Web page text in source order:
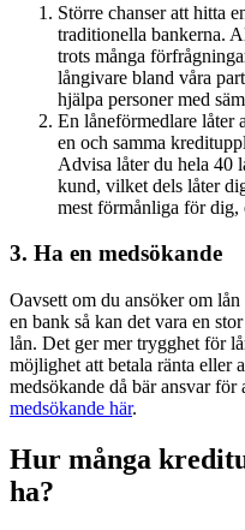
Större chanser att hitta
traditionella bankerna.
trots många
långivare bland våra
hjälpa personer med
En låneförmedlare låter
en och samma
Advisa låter du hela 40
kund, vilket dels låter
mest förmånliga för dig,
3. Ha en medsökande
Oavsett om du ansöker om
en bank så kan det vara en
lån. Det ger mer trygghet för
möjlighet att betala ränta eller
medsökande då bär ansvar för
medsökande här.
Hur många
ha?